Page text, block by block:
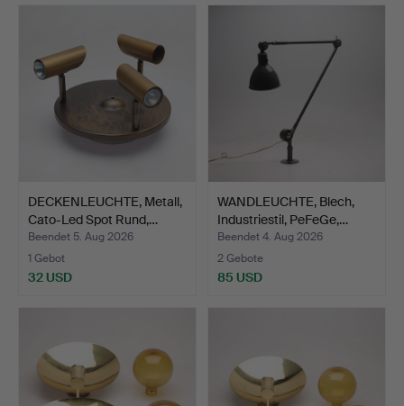
DECKENLEUCHTE, Metall,
Cato-Led Spot Rund,…
Beendet 5. Aug 2026
1 Gebot
32 USD
WANDLEUCHTE, Blech,
Industriestil, PeFeGe,…
Beendet 4. Aug 2026
2 Gebote
85 USD